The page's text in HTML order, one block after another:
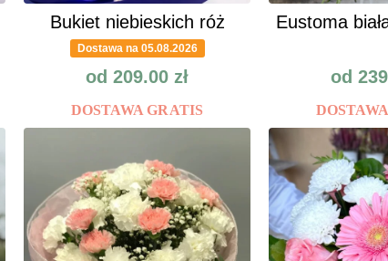
Bukiet niebieskich róż
Dostawa na 05.08.2026
od 209.00 zł
DOSTAWA GRATIS
Eustoma
od